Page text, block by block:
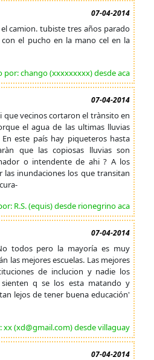
07-04-2014
camion. tubiste tres años parado
el pucho en la mano cel en la
por: chango (xxxxxxxxx) desde aca
07-04-2014
que vecinos cortaron el trànsito en
el agua de las ultimas lluvias
este país hay piqueteros hasta
que las copiosas lluvias son
o intendente de ahi ? A los
las inundaciones los que transitan
R.S. (equis) desde rionegrino aca
07-04-2014
todos pero la mayoría es muy
las mejores escuelas. Las mejores
de inclucion y nadie los
q se los esta matando y
lejos de tener buena educación'
xx (xd@gmail.com) desde villaguay
07-04-2014